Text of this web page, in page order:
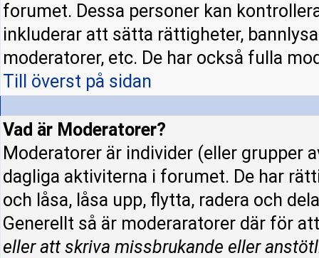
forumet. Dessa personer kan
inkluderar att sätta rättigheter,
moderatorer, etc. De har också fulla
Till överst på sidan
Vad är Moderatorer?
Moderatorer är individer (eller grupper
dagliga aktiviterna i forumet. De har
och låsa, låsa upp, flytta, radera och
Generellt så är moderaratorer där för
eller att skriva missbrukande eller